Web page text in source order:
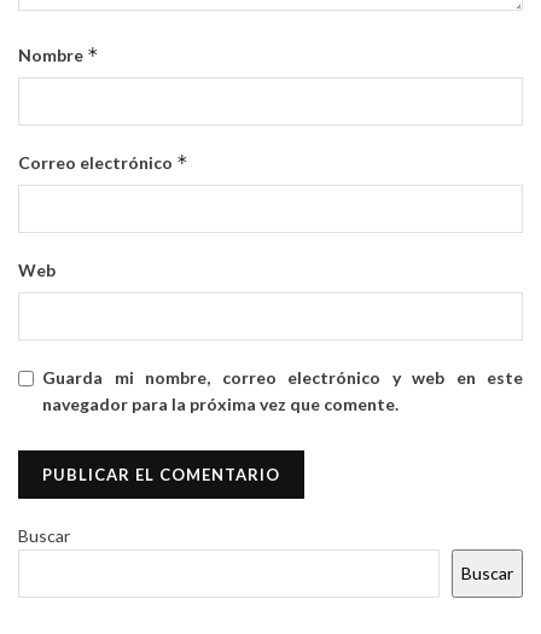
Nombre *
Correo electrónico *
Web
Guarda mi nombre, correo electrónico y web en este
navegador para la próxima vez que comente.
Buscar
Buscar